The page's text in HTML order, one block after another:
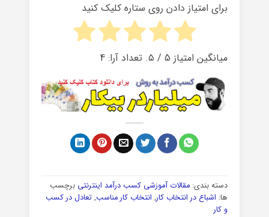
برای امتیاز دادن روی ستاره کلیک کنید
میانگین امتیاز 5/ ۵. تعداد آرا: 4
دسته بندی: مقالات آموزشی کسب درآمد اینترنتی برچسب
ها: اشباع در انتخاب کار, انتخاب کار مناسب, تعادل در کسب
و کار